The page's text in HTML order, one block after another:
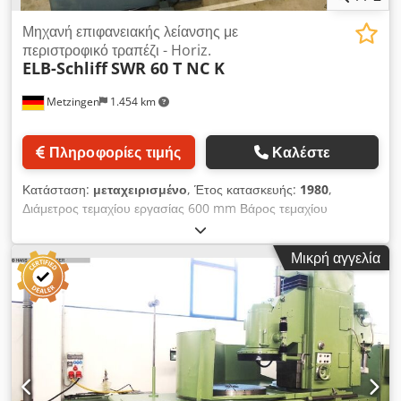
Metzingen 1.454 km
Μηχανή επιφανειακής λείανσης με
περιστροφικό τραπέζι - Horiz.
ELB-SchliffSWR 60 T NC K
Πληροφορίες τιμής Καλέστε
Κατάσταση: μεταχειρισμένο, Έτος κατασκευής: 1980,
Διάμετρος τεμαχίου εργασίας 600 mm Βάρος τεμαχίου
εργασίας 400 kg Ύψος τεμαχίου εργασίας 300 mm Συνολική
απαίτηση ισχύος 35 kW Βάρος μηχανήματος περ. 4500 kg E L
B Οριζόντια περιστροφικού τραπεζιού – Επιφανειακή Λειαντική
Μηχανή Dcodpot Abrwefx Afpsk Τύπος SWR 60 T NC-K Έτος
κατασκευής 1980 Αρ. Σειράς 169371080 Περιοχή λείανσης:
600 mm Διάμετρος τραπεζιού / Διάμετρος μαγνητικής πλάκας:
600 mm Ταχύτητα περιστροφής τραπεζιού, ρυθμιζόμενη χωρίς
διαβάθμιση: 20 – 80 στροφές/λεπτό Διάμετρος αιώρησης περ.
800 mm Μέγ. ύψος λείανσης πάνω από μαγνήτη περ. 300
mm Κάθετη μετακίνηση κεφαλής λείανσης: 220 mm Εγκάρσια
Μικρή αγγελία